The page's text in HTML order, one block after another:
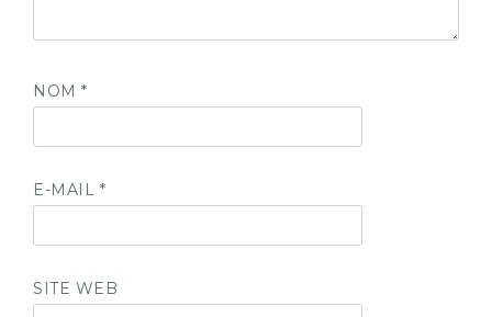
NOM*
E-MAIL *
SITE WEB